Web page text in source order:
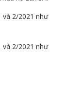
và 2/2021 như
và 2/2021 như